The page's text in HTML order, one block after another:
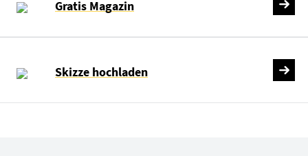
Gratis Magazin
Skizze hochladen